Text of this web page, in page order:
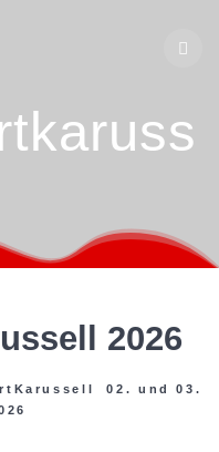
2026
02. und 03.